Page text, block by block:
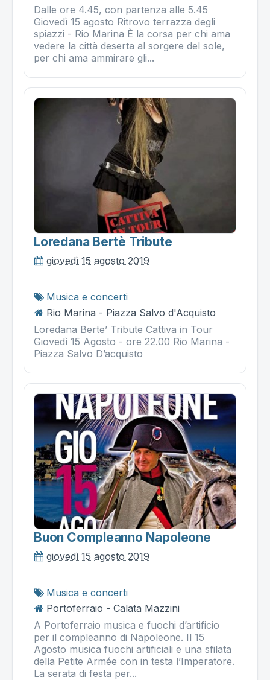
Dalle ore 4.45, con partenza alle 5.45
Giovedì 15 agosto Ritrovo terrazza degli
spiazzi - Rio Marina È la corsa per chi ama
vedere la città deserta al sorgere del sole,
per chi ama ammirare gli...
Loredana Bertè Tribute
giovedì 15 agosto 2019
Musica e concerti
Rio Marina - Piazza Salvo d'Acquisto
Loredana Berte’ Tribute Cattiva in Tour
Giovedì 15 Agosto - ore 22.00 Rio Marina -
Piazza Salvo D’acquisto
Buon Compleanno Napoleone
giovedì 15 agosto 2019
Musica e concerti
Portoferraio - Calata Mazzini
A Portoferraio musica e fuochi d’artificio
per il compleanno di Napoleone. Il 15
Agosto musica fuochi artificiali e una sfilata
della Petite Armée con in testa l’Imperatore.
La serata di festa per...